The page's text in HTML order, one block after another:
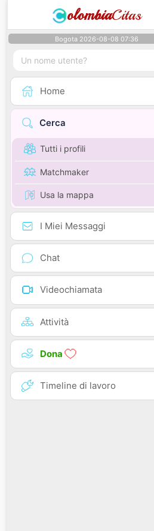
olombiaCitas
Bogota 2026-08-08 07:36
Home
Cerca
Tutti i profili
Matchmaker
Usa la mappa
I Miei Messaggi
Chat
Videochiamata
Attività
Dona
Timeline di lavoro